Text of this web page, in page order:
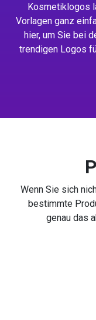
Kosmetiklogos
Vorlagen ganz
hier, um Sie bei
trendigen Logos
Wenn Sie sich
bestimmte
genau das